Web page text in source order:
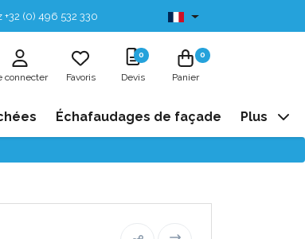
+32 (0) 496 532 330 Disponibles de stock
connecter Favoris
0
Devis
0
Panier
Échafaudages de façade Plus